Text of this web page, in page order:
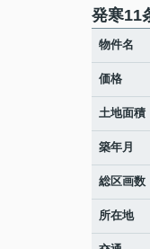
発寒11
物件名
価格
土地面積
築年月
総区画数
所在地